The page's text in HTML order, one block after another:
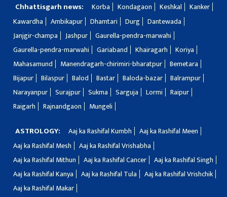
Chhattisgarh news: Korba Kondagaon Keshkal
Kanker
Kawardha
Ambikapur Dhamtari Durg
Dantewada
Janjgir-champa
Jashpur
Gaurella-pendra-marwahi
Gaurella-pendra-marwahi
Gariaband Khairagarh
Koriya
Mahasamund
Manendragarh-chirimiri-bharatpur
Bemetara
Bijapur
Bilaspur Balod Bastar Baloda-bazar
Balrampur
Narayanpur
Surajpur Sukma Sarguja Lormi
Raipur
Raigarh
Rajnandgaon Mungeli
ASTROLOGY: Aaj ka Rashifal Kumbh
Aaj ka Rashifal Meen
Aaj ka Rashifal Mesh
Aaj ka Rashifal Vrishabha
Aaj ka Rashifal Mithun
Aaj ka Rashifal Cancer
Aaj ka Rashifal Singh
Aaj ka Rashifal Kanya
Aaj ka Rashifal Tula
Aaj ka Rashifal Vrishchik
Aaj ka Rashifal Makar